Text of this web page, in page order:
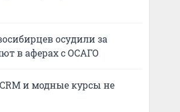
осудили за
в аферах с ОСАГО
и модные курсы не